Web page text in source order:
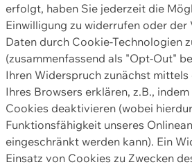
erfolgt, haben Sie jederzeit die
Einwilligung zu widerrufen oder der
Daten durch Cookie-Technologien
(zusammenfassend als "Opt-Out"
Ihren Widerspruch zunächst
Ihres Browsers erklären, z.B.,
Cookies deaktivieren (wobei
Funktionsfähigkeit unseres
eingeschränkt werden kann). Ein
Einsatz von Cookies zu Zwecken